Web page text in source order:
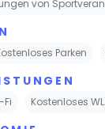
von
Parken
Fi Kostenloses